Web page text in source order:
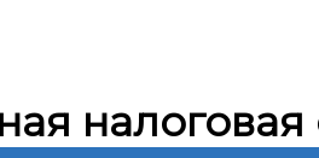
налоговая